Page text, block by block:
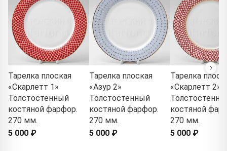
Тарелка плоская
«Скарлетт 1»
Толстостенный
костяной фарфор.
270 мм.
5 000 ₽
Тарелка плоская
«Азур 2»
Толстостенный
костяной фарфор.
270 мм.
5 000 ₽
Тарелка
«Скарлетт 2»
костяной
270 мм.
5 000 ₽